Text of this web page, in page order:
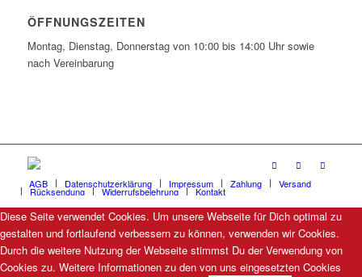
ÖFFNUNGSZEITEN
Montag, Dienstag, Donnerstag von 10:00 bis 14:00 Uhr sowie
nach Vereinbarung
AGB Datenschutzerklärung Impressum Zahlung Versand
Rücksendung Widerrufsbelehrung Kontakt
Diese Seite verwendet Cookies. Um unsere Webseite für Dich optimal zu
gestalten und fortlaufend verbessern zu können, verwenden wir Cookies.
Durch die weitere Nutzung der Webseite stimmst Du der Verwendung von
Cookies zu. Weitere Informationen zu den von uns eingesetzten Cookies